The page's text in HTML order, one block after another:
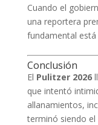
Cuando el
una reportera
fundamental está
Conclusión
El Pulitzer 2026
que intentó
allanamientos,
terminó siendo